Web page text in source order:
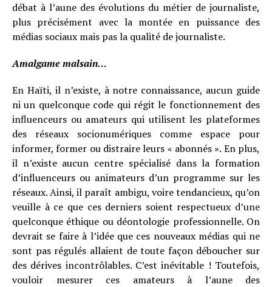
débat à l’aune des évolutions du métier de journaliste,
plus précisément avec la montée en puissance des
médias sociaux mais pas la qualité de journaliste.
Amalgame malsain…
En Haïti, il n’existe, à notre connaissance, aucun guide
ni un quelconque code qui régit le fonctionnement des
influenceurs ou amateurs qui utilisent les plateformes
des réseaux socionumériques comme espace pour
informer, former ou distraire leurs « abonnés ». En plus,
il n’existe aucun centre spécialisé dans la formation
d’influenceurs ou animateurs d’un programme sur les
réseaux. Ainsi, il paraît ambigu, voire tendancieux, qu’on
veuille à ce que ces derniers soient respectueux d’une
quelconque éthique ou déontologie professionnelle. On
devrait se faire à l’idée que ces nouveaux médias qui ne
sont pas régulés allaient de toute façon déboucher sur
des dérives incontrôlables. C’est inévitable ! Toutefois,
vouloir mesurer ces amateurs à l’aune des